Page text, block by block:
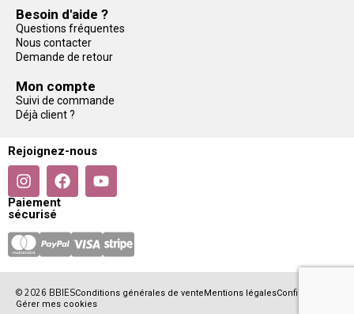
Besoin d'aide ?
Questions fréquentes
Nous contacter
Demande de retour
Mon compte
Suivi de commande
Déjà client ?
Rejoignez-nous
Paiement
sécurisé
© 2026 BBIESConditions générales de venteMentions légalesConfidentialité
Gérer mes cookies